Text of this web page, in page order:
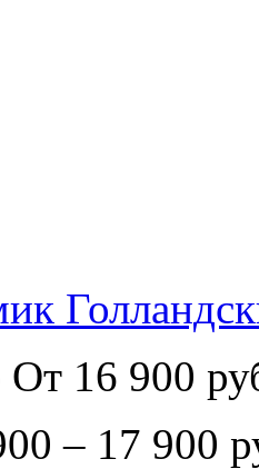
От 16 900
– 17 900